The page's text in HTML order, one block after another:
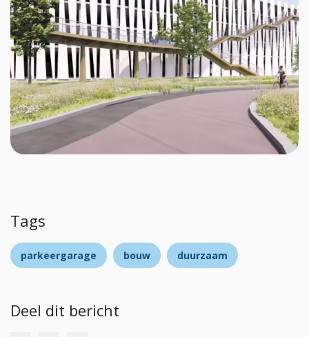
Tags
parkeergarage bouw duurzaam
Deel dit bericht